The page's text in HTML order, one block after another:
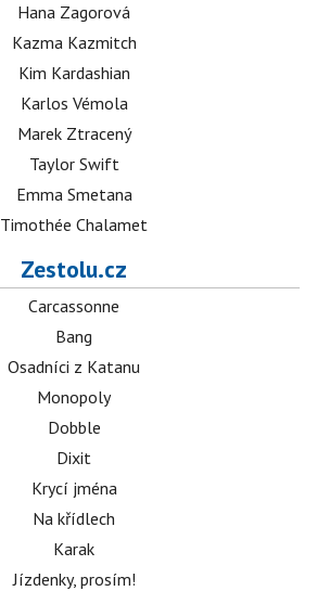
Hana Zagorová
Kazma Kazmitch
Kim Kardashian
Karlos Vémola
Marek Ztracený
Taylor Swift
Emma Smetana
Timothée Chalamet
Zestolu.cz
Carcassonne
Bang
Osadníci z Katanu
Monopoly
Dobble
Dixit
Krycí jména
Na křídlech
Karak
Jízdenky, prosím!